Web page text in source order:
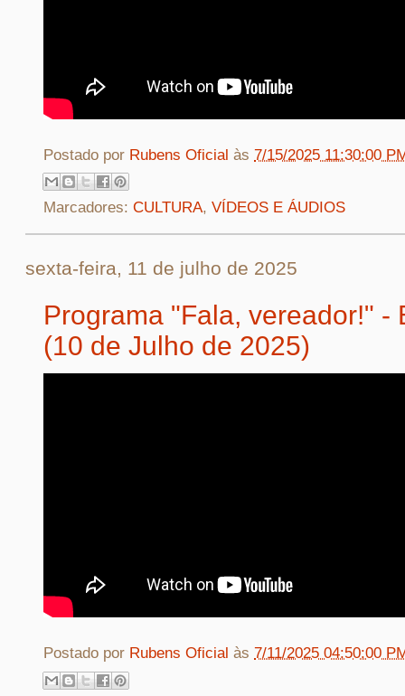
Postado por Rubens Oficial às 7/15/2025 11:30:00
Marcadores: CULTURA, VÍDEOS E ÁUDIOS
sexta-feira, 11 de julho de 2025
Programa "Fala, vereador!" -
(10 de Julho de 2025)
Postado por Rubens Oficial às 7/11/2025 04:50:00